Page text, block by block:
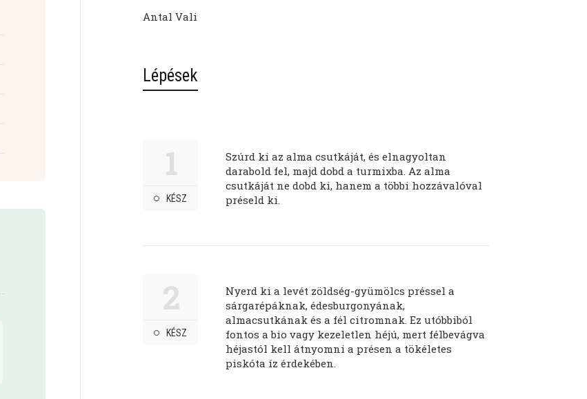
Antal Vali
Lépések
1
KÉSZ
Szúrd ki az alma csutkáját, és elnagyoltan
darabold fel, majd dobd a turmixba. Az alma
csutkáját ne dobd ki, hanem a többi hozzávalóval
préseld ki.
2
KÉSZ
Nyerd ki a levét zöldség-gyümölcs préssel a
sárgarépáknak, édesburgonyának,
almacsutkának és a fél citromnak. Ez utóbbiból
fontos a bio vagy kezeletlen héjú, mert félbevágva
héjastól kell átnyomni a présen a tökéletes
piskóta íz érdekében.